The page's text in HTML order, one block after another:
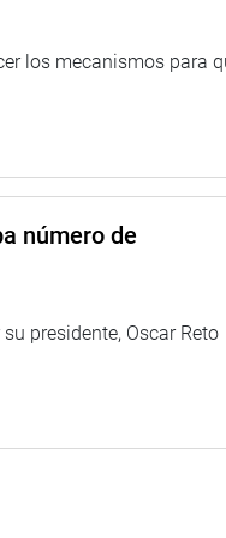
declarativo.
con el Atlántico
falso. Ya la actividad
debe ser un objetivo a
en 1998 y que ella
se logró que se
firmar
de cuyos beneficios
contar con un Plan de
No tenemos
los mecanismos para
número de
presidente, Oscar Reto